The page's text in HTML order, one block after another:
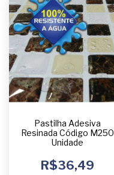
Pastilha Adesiva
Resinada Código M250
Unidade
R$36,49